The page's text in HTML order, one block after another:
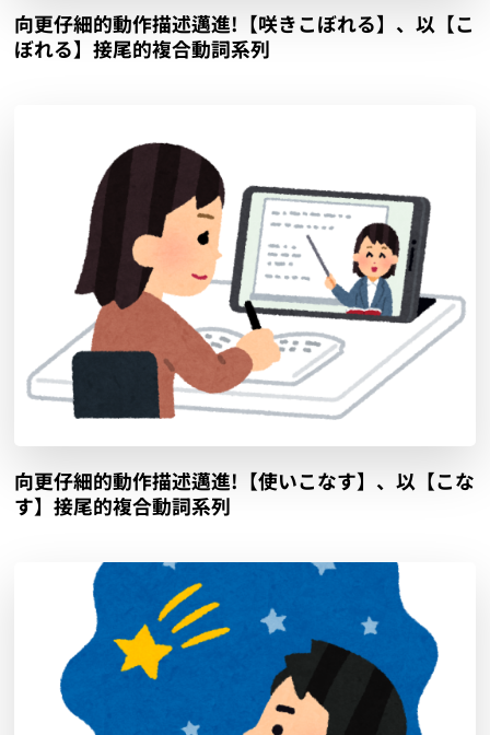
向更仔細的動作描述邁進!【咲きこぼれる】、以【こ
ぼれる】接尾的複合動詞系列
向更仔細的動作描述邁進!【使いこなす】、以【こな
す】接尾的複合動詞系列